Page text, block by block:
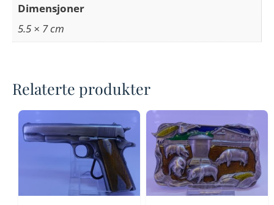
Dimensjoner
5.5 × 7 cm
Relaterte produkter